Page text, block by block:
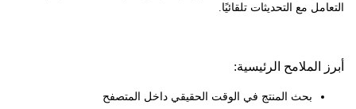
مع التحديثات تلقائيًا.
الرئيسية:
بحث المنتج في الوقت الحقيقي داخل المتصفح